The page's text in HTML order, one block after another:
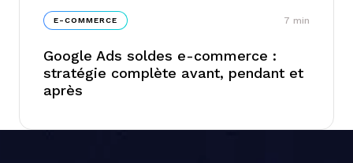
E-COMMERCE 7 min
Google Ads soldes e-commerce :
stratégie complète avant, pendant et
après